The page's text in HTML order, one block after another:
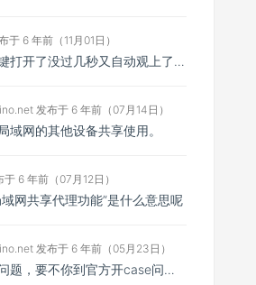
6 年前（11月01日）
系统代理按键打开了没过几秒又自动观上了，导致一直打开不了，是什么问题呢？感谢大佬，请帮帮忙！谢谢！
发布于 6 年前（07月14日）
域网的其他设备共享使用。
6 年前（07月12日）
网共享代理功能”是什么意思呢
发布于 6 年前（05月23日）
我没遇到此问题，要不你到官方开case问问看？